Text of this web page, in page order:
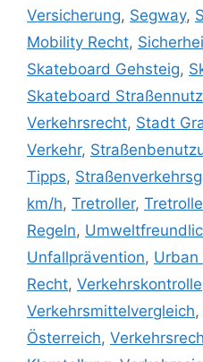
Versicherung, Segway,
Mobility Recht,
Skateboard Gehsteig,
Skateboard
Verkehrsrecht, Stadt
Verkehr,
Tipps,
km/h, Tretroller,
Regeln,
Unfallprävention, Urban
Recht, Verkehrskontrolle
Verkehrsmittelvergleich,
Österreich,